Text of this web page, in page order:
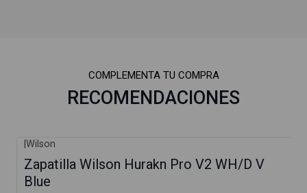
COMPLEMENTA TU COMPRA
RECOMENDACIONES
Wilson
Zapatilla Wilson Hurakn Pro V2 WH/D V
Blue